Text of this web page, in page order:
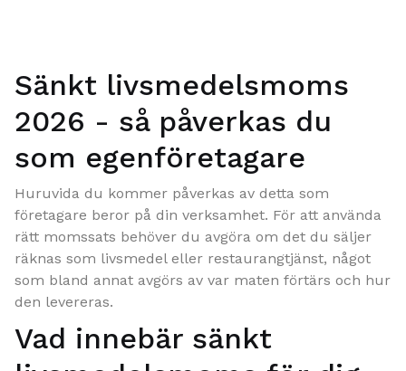
Sänkt livsmedelsmoms
2026 - så påverkas du
som egenföretagare
Huruvida du kommer påverkas av detta som
företagare beror på din verksamhet. För att använda
rätt momssats behöver du avgöra om det du säljer
räknas som livsmedel eller restaurangtjänst, något
som bland annat avgörs av var maten förtärs och hur
den levereras.
Vad innebär sänkt